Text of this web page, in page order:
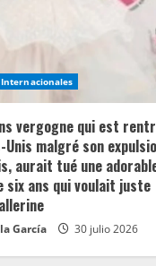
vergogne qui est
malgré son
aurait tué une
ans qui voulait juste
García 30 julio 2026